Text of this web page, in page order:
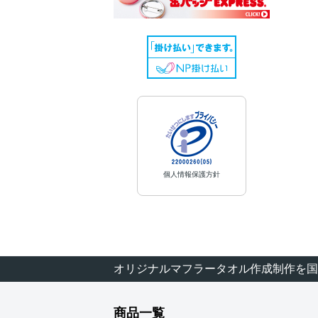
個人情報保護方針
オリジナルマフラータオル作成制作を
商品一覧